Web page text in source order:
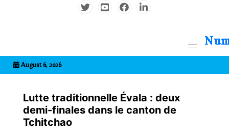
August 6, 2026
Lutte traditionnelle Évala : deux
demi-finales dans le canton de
Tchitchao